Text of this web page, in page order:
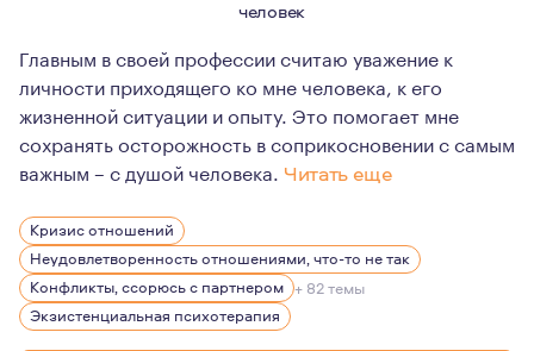
человек
Главным в своей профессии считаю уважение к
личности приходящего ко мне человека, к его
жизненной ситуации и опыту. Это помогает мне
сохранять осторожность в соприкосновении с самым
важным – с душой человека. Читать еще
Существует такое мнение, что эффективность
Кризис отношений
Неудовлетворенность отношениями, что-то не так
Конфликты, ссорюсь с партнером + 82 темы
Экзистенциальная психотерапия